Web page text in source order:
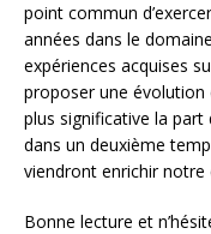
point commun
années dans le
expériences acquises
proposer une
plus significative la part
dans un deuxième
viendront enrichir notre
Bonne lecture et